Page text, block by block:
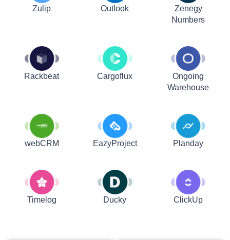
Zulip Outlook
Zenegy
Numbers
Rackbeat Cargoflux
Ongoing
Warehouse
webCRM EazyProject Planday
Timelog Ducky ClickUp